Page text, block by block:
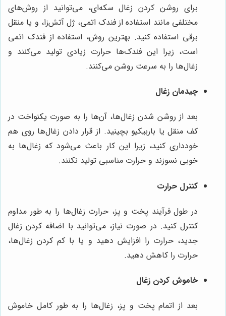
برای روشن کردن زغال سکه‌ای، می‌توانید از روش‌های
مختلفی مانند استفاده از فندک اتمی، ژل آتش‌زا، و یا منقل
برقی استفاده کنید. بهترین روش، استفاده از فندک اتمی
است، زیرا این فندک‌ها حرارت زیادی تولید می‌کنند و
زغال‌ها را به سرعت روشن می‌کنند.
چیدمان زغال
بعد از روشن شدن زغال‌ها، آن‌ها را به صورت یکنواخت در
کف منقل یا باربیکیو بچینید. از قرار دادن زغال‌ها روی هم
خودداری کنید، زیرا این کار باعث می‌شود که زغال‌ها به
خوبی نسوزند و حرارت مناسبی تولید نکنند.
کنترل حرارت
در طول فرآیند پخت و پز، حرارت زغال‌ها را به طور مداوم
کنترل کنید. در صورت نیاز، می‌توانید با اضافه کردن زغال
جدید، حرارت را افزایش دهید و یا با کم کردن زغال‌ها،
حرارت را کاهش دهید.
خاموش کردن زغال
بعد از اتمام پخت و پز، زغال‌ها را به طور کامل خاموش